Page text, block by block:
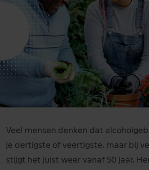
Veel mensen denken dat
je dertigste of veertigste, maar bij
stijgt het juist weer vanaf 50 jaar.